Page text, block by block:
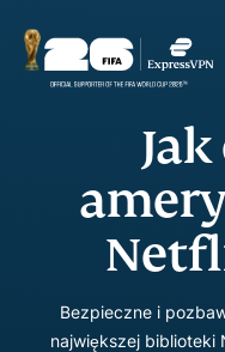
Bezpieczne i
największej biblioteki